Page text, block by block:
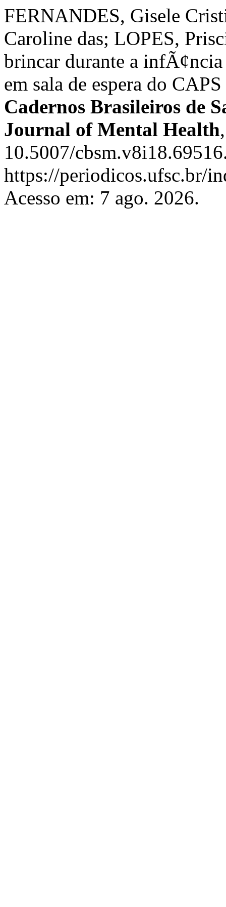
FERNANDES, Gisele
Caroline das; LOPES,
brincar durante a infÃ¢ncia
em sala de espera do
Cadernos Brasileiros de
Journal of Mental Health
10.5007/
https://periodicos.ufsc.br/
Acesso em: 7 ago. 2026.